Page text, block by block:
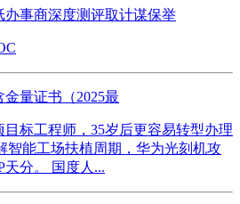
办事商深度测评取计谋保举
量证书（2025最
标工程师，35岁后更容易转型办理
智能工场扶植周期，华为光刻机攻
天分。 国度人...